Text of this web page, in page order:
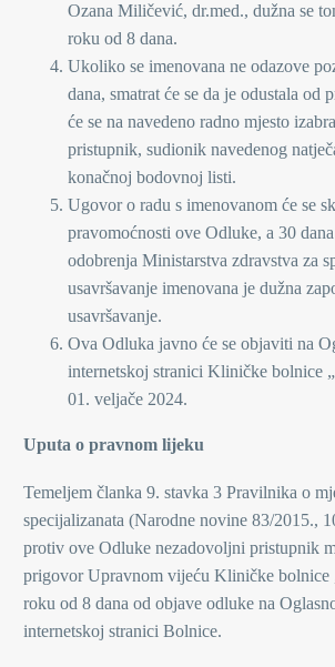
Ozana Miličević, dr.med., dužna se
roku od 8 dana.
Ukoliko se imenovana ne odazove
dana, smatrat će se da je odustala od
će se na navedeno radno mjesto
pristupnik, sudionik navedenog
konačnoj bodovnoj listi.
Ugovor o radu s imenovanom će se
pravomoćnosti ove Odluke, a 30
odobrenja Ministarstva zdravstva za
usavršavanje imenovana je dužna
usavršavanje.
Ova Odluka javno će se objaviti na
internetskoj stranici Kliničke bolnice
01. veljače 2024.
Uputa o pravnom lijeku
Temeljem članka 9. stavka 3 Pravilnika o
specijalizanata (Narodne novine 83/2015.,
protiv ove Odluke nezadovoljni pristupnik
prigovor Upravnom vijeću Kliničke bolnice
roku od 8 dana od objave odluke na
internetskoj stranici Bolnice.